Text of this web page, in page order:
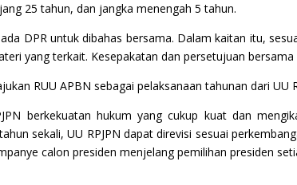
25 tahun, dan jangka menengah 5 tahun.
DPR untuk dibahas bersama. Dalam kaitan itu,
yang terkait. Kesepakatan dan persetujuan bersama
RUU APBN sebagai pelaksanaan tahunan dari
berkekuatan hukum yang cukup kuat dan
sekali, UU RPJPN dapat direvisi sesuai
calon presiden menjelang pemilihan presiden